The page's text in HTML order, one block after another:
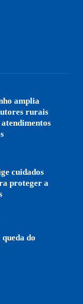
amplia
rurais
cuidados
proteger a
do